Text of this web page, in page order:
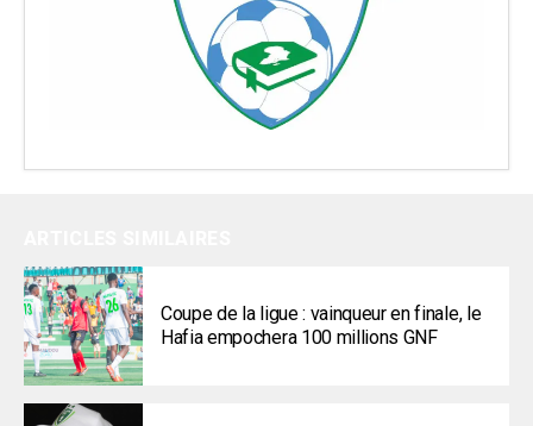
Coupe de la ligue : vainqueur en finale, le
Hafia empochera 100 millions GNF